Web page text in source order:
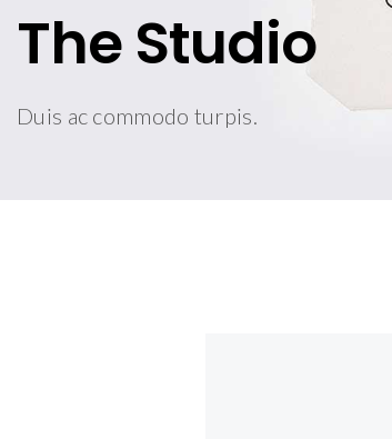
The Studio
Duis ac commodo turpis.